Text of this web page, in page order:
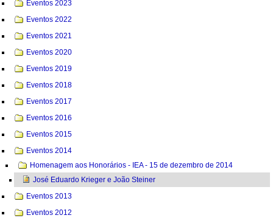
Eventos 2023
Eventos 2022
Eventos 2021
Eventos 2020
Eventos 2019
Eventos 2018
Eventos 2017
Eventos 2016
Eventos 2015
Eventos 2014
Homenagem aos Honorários - IEA - 15 de dezembro de 2014
José Eduardo Krieger e João Steiner
Eventos 2013
Eventos 2012